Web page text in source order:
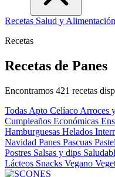
Recetas Salud y Alimentación
Recetas
Recetas de Panes
Encontramos 421 recetas
Todas Apto Celíaco Arroces
Cumpleaños Económicas
Hamburguesas Helados
Navidad Panes Pascuas
Postres Salsas y dips
Lácteos Snacks Vegano